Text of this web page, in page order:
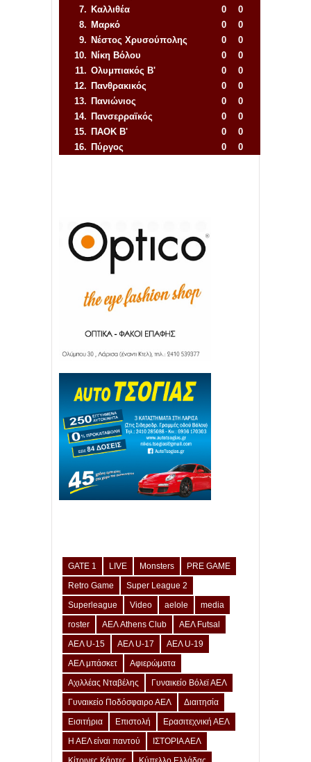
7. Καλλιθέα 0
0
8. Μαρκό 0
0
9. Νέστος Χρυσούπολης 0
0
10. Νίκη Βόλου 0
0
11. Ολυμπιακός Β' 0
0
12. Πανθρακικός 0
0
13. Πανιώνιος 0
0
14. Πανσερραϊκός 0
0
15. ΠΑΟΚ Β' 0
0
16. Πύργος 0
0
GATE 1 LIVE Monsters
PRE GAME
Retro Game
Super League 2
Superleague
Video aelole
media
roster
ΑΕΛ Athens Club
ΑΕΛ Futsal
ΑΕΛ U-15
ΑΕΛ U-17
ΑΕΛ U-19
ΑΕΛ μπάσκετ
Αφιερώματα
Αχιλλέας Νταβέλης
Γυναικείο Βόλεϊ ΑΕΛ
Γυναικείο Ποδόσφαιρο ΑΕΛ
Διαιτησία
Εισιτήρια
Επιστολή
Ερασιτεχνική ΑΕΛ
Η ΑΕΛ είναι παντού
ΙΣΤΟΡΙΑ ΑΕΛ